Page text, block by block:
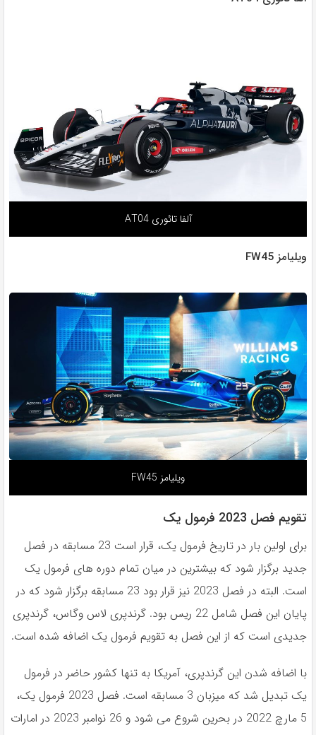
آلفا تائوری AT04
ویلیامز FW45
ویلیامز FW45
تقویم فصل 2023 فرمول یک
برای اولین بار در تاریخ فرمول یک، قرار است 23 مسابقه در فصل
جدید برگزار شود که بیشترین در میان تمام دوره های فرمول یک
است. البته در فصل 2023 نیز قرار بود 23 مسابقه برگزار شود که در
پایان این فصل شامل 22 ریس بود. گرندپری لاس وگاس، گرندپری
جدیدی است که از این فصل به تقویم فرمول یک اضافه شده است.
با اضافه شدن این گرندپری، آمریکا به تنها کشور حاضر در فرمول
یک تبدیل شد که میزبان 3 مسابقه است. فصل 2023 فرمول یک،
5 مارچ 2022 در بحرین شروع می شود و 26 نوامبر 2023 در امارات